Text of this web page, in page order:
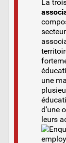
La
une
d’une
leurs